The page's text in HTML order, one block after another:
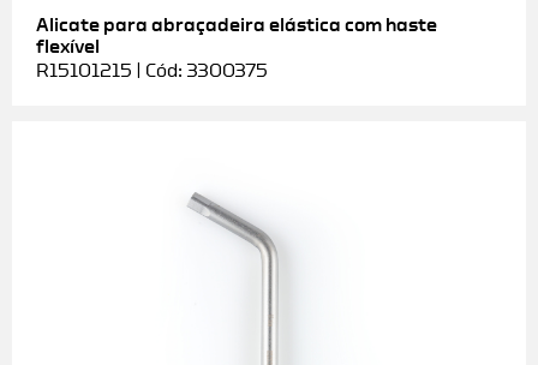
Alicate para abraçadeira elástica com haste
flexível
R15101215 | Cód: 3300375